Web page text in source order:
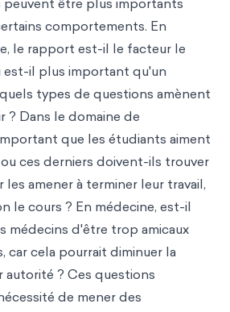
comportements. En
le rapport est-il le facteur le
est-il plus important qu'un
types de questions amènent
? Dans le domaine de
que les étudiants aiment
ces derniers doivent-ils trouver
amener à terminer leur travail,
le cours ? En médecine, est-il
médecins d'être trop amicaux
car cela pourrait diminuer la
? Ces questions
de mener des